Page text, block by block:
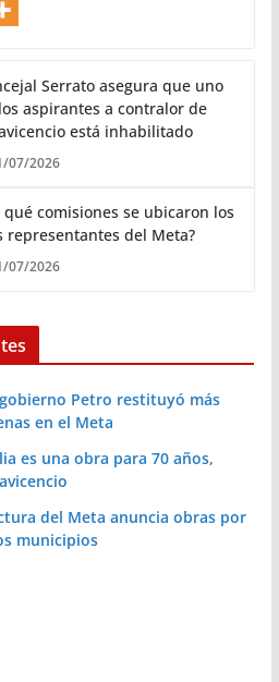
Serrato asegura que uno
aspirantes a contralor de
está inhabilitado
07/2026
qué comisiones se ubicaron los
representantes del Meta?
07/2026
Petro restituyó más
en el Meta
es una obra para 70 años,
del Meta anuncia obras por
municipios